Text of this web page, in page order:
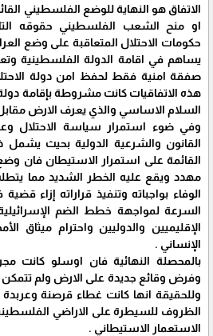
الاتفاق هو النهاية للوضع الفلسطيني
او منح الشعب الفلسطيني حقوقه
حكومات الاحتلال المتعاقبة على وضع
يساهم في اقامة الدولة الفلسطينية
صفقة امنية فقط لحفظ امن دولة
هذه الاتفاقيات كانت مشروطة بإقامة
السلام الاساسي والذي يعرف الارض مقابل
وفي ضوء استمرار سياسة الاحتلال
القانون والشرعية الدولية بحيث
القائمة على استمرار الاستيطان فان
مهدد ويقع عليه الخطر الشديد مما
الوفاء بواجباته وتنفيذ قراراته إزاء
السرعة لمواجهة خطط الضم
الإقليميين والدوليين واحترام ميثاق
الإنساني .
بالمحصلة النهائية فان اوسلو كانت
وفرض وقائع جديدة على الارض ولم تتمكن
وللحقيقة انها كانت غطاء قرصنة
الظروف للسيطرة على الاراضي
الاستعمار الاستيطاني .